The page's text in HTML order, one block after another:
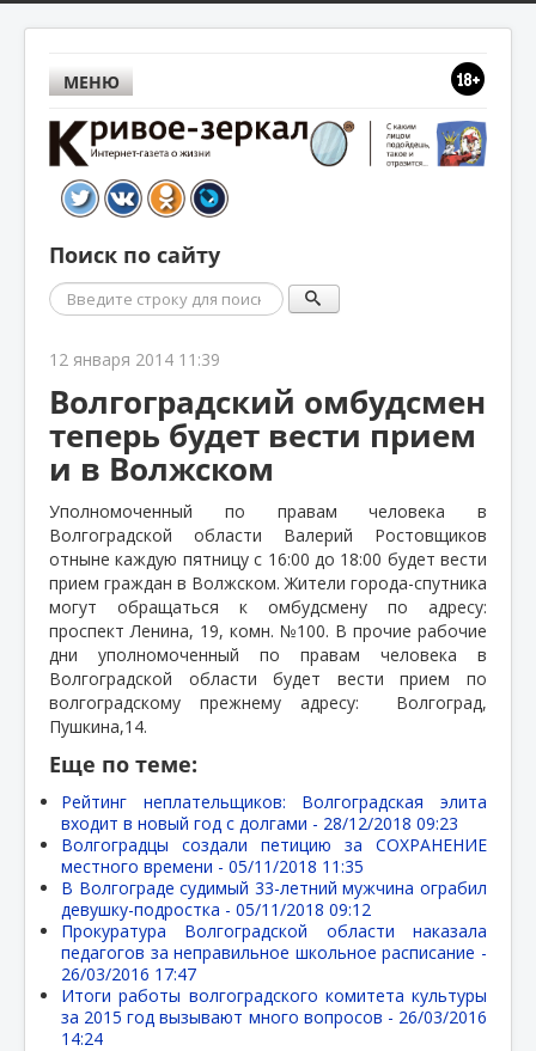
МЕНЮ
Поиск по сайту
Поиск
12 января 2014 11:39
Волгоградский омбудсмен
теперь будет вести прием
и в Волжском
Уполномоченный по правам человека в
Волгоградской области Валерий Ростовщиков
отныне каждую пятницу с 16:00 до 18:00 будет вести
прием граждан в Волжском. Жители города-спутника
могут обращаться к омбудсмену по адресу:
проспект Ленина, 19, комн. №100. В прочие рабочие
дни уполномоченный по правам человека в
Волгоградской области будет вести прием по
волгоградскому прежнему адресу:
Волгоград,
Пушкина,14.
Еще по теме:
Рейтинг неплательщиков: Волгоградская элита
входит в новый год с долгами - 28/12/2018 09:23
Волгоградцы создали петицию за СОХРАНЕНИЕ
местного времени - 05/11/2018 11:35
В Волгограде судимый 33-летний мужчина ограбил
девушку-подростка - 05/11/2018 09:12
Прокуратура Волгоградской области наказала
педагогов за неправильное школьное расписание -
26/03/2016 17:47
Итоги работы волгоградского комитета культуры
за 2015 год вызывают много вопросов - 26/03/2016
14:24